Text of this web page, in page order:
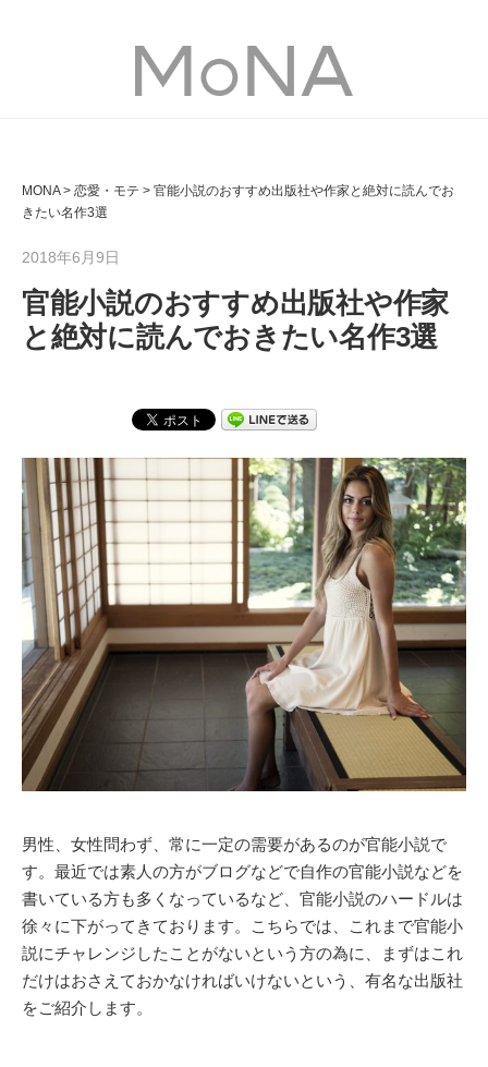
MONA
MONA> 恋愛・モテ > 官能小説のおすすめ出版社や作家と絶対に読んでお
きたい名作3選
2018年6月9日
官能小説のおすすめ出版社や作家
と絶対に読んでおきたい名作3選
男性、女性問わず、常に一定の需要があるのが官能小説で
す。最近では素人の方がブログなどで自作の官能小説などを
書いている方も多くなっているなど、官能小説のハードルは
徐々に下がってきております。こちらでは、これまで官能小
説にチャレンジしたことがないという方の為に、まずはこれ
だけはおさえておかなければいけないという、有名な出版社
をご紹介します。